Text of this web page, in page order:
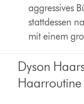
aggressives
stattdessen
mit einem
Dyson
Haarroutine